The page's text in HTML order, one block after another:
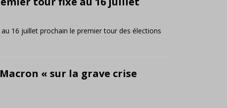
16 juillet prochain le premier tour des élections
« sur la grave crise